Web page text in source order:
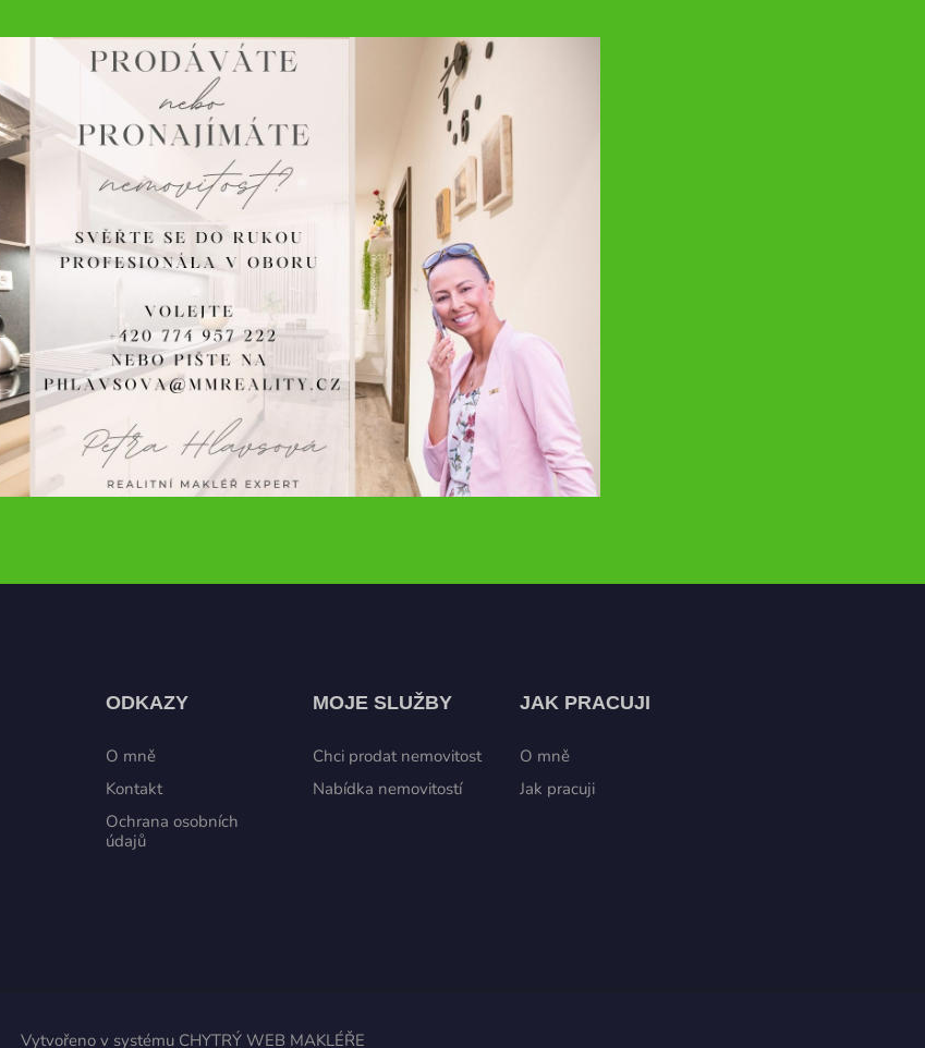
ODKAZY
O mně
Kontakt
Ochrana osobních
údajů
MOJE SLUŽBY
Chci prodat nemovitost
Nabídka nemovitostí
JAK PRACUJI
O mně
Jak pracuji
Vytvořeno v systému CHYTRÝ WEB MAKLÉŘE